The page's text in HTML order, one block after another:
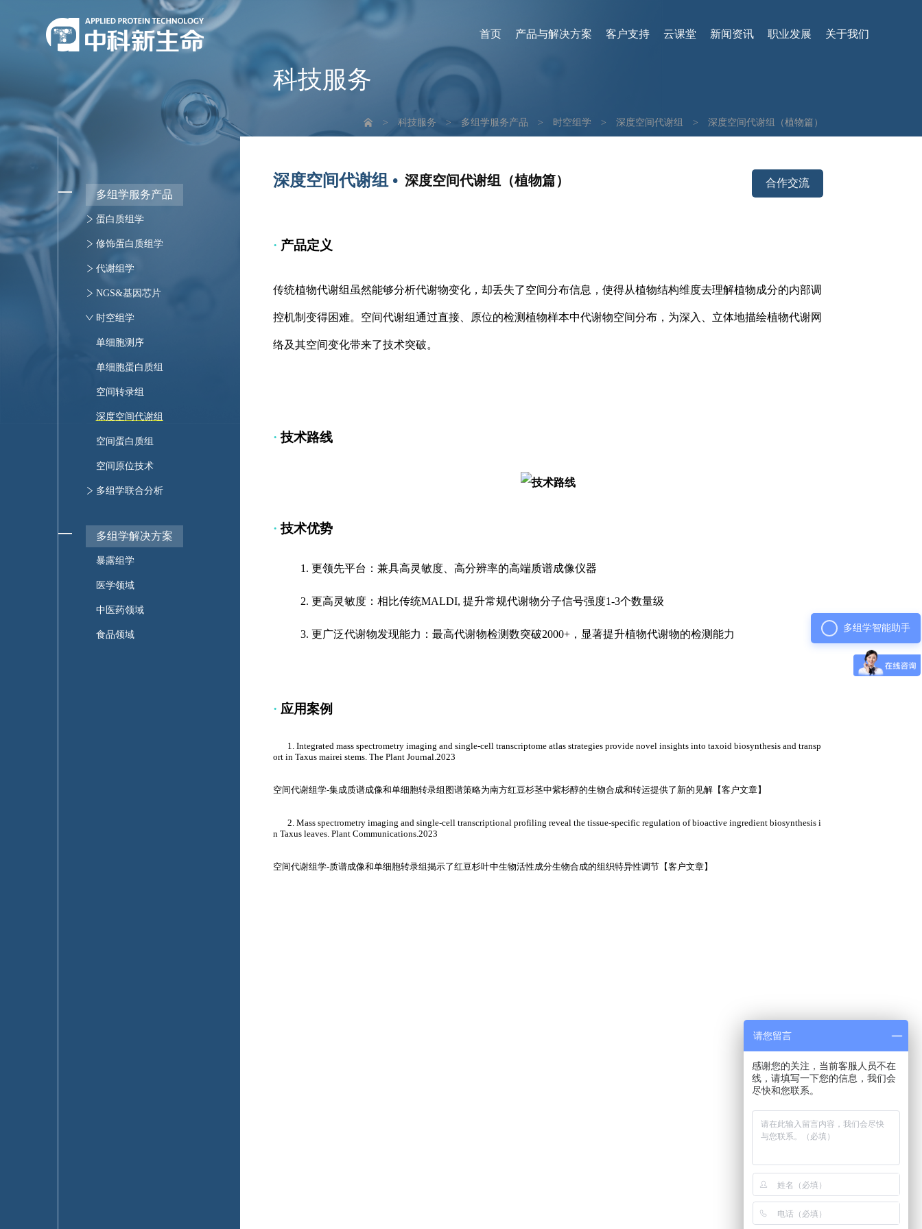
首页 产品与解决方案 客户支持 云课堂 新闻资讯 职业发展 关于我们
科技服务
> 科技服务 > 多组学服务产品 > 时空组学 > 深度空间代谢组 > 深度空间代谢组（植物篇）
多组学服务产品
蛋白质组学
定量蛋白质组
靶向蛋白质组
蛋白质（组）定性
药物靶点蛋白质组
多肽组
修饰蛋白质组学
泛修饰蛋白质组学
修饰蛋白定量分析
蛋白质修饰鉴定
靶向修饰蛋白质组
代谢组学
非靶向代谢组
脂质组
高通量靶向代谢组
靶向代谢组
代谢流
NGS&基因芯片
转录组测序
微生物组测序
全外显子测序
基因芯片
时空组学
单细胞测序
单细胞蛋白质组
空间转录组
深度空间代谢组
空间蛋白质组
空间原位技术
多组学联合分析
多组学解决方案
暴露组学
医学领域
中医药领域
食品领域
合作交流
深度空间代谢组 • 深度空间代谢组（植物篇）
· 产品定义
传统植物代谢组虽然能够分析代谢物变化，却丢失了空间分布信息，使得从植物结构维度去理解植物成分的内部调
控机制变得困难。空间代谢组通过直接、原位的检测植物样本中代谢物空间分布，为深入、立体地描绘植物代谢网
络及其空间变化带来了技术突破。
·技术路线
·技术优势
1. 更领先平台：兼具高灵敏度、高分辨率的高端质谱成像仪器
2. 更高灵敏度：相比传统MALDI, 提升常规代谢物分子信号强度1-3个数量级
3. 更广泛代谢物发现能力：最高代谢物检测数突破2000+，显著提升植物代谢物的检测能力
· 应用案例
1. Integrated mass spectrometry imaging and single-cell transcriptome atlas strategies provide novel insights into taxoid biosynthesis and transp
ort in Taxus mairei stems. The Plant Journal.2023
空间代谢组学-集成质谱成像和单细胞转录组图谱策略为南方红豆杉茎中紫杉醇的生物合成和转运提供了新的见解 【客户文章】
2. Mass spectrometry imaging and single-cell transcriptional profiling reveal the tissue-specific regulation of bioactive ingredient biosynthesis i
n Taxus leaves. Plant Communications.2023
空间代谢组学-质谱成像和单细胞转录组揭示了红豆杉叶中生物活性成分生物合成的组织特异性调节 【客户文章】
多组学智能助手
请您留言
感谢您的关注，当前客服人员不在
线，请填写一下您的信息，我们会
尽快和您联系。